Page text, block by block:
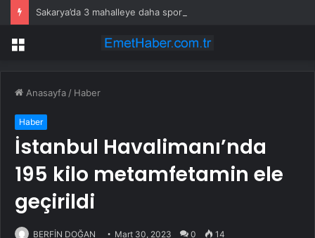
Sakarya’da 3 mahalleye daha sportif yatırım
Menü
Anasayfa / Haber
Haber
İstanbul Havalimanı’nda
195 kilo metamfetamin ele
geçirildi
BERFİN DOĞAN Mart 30, 2023 0 14